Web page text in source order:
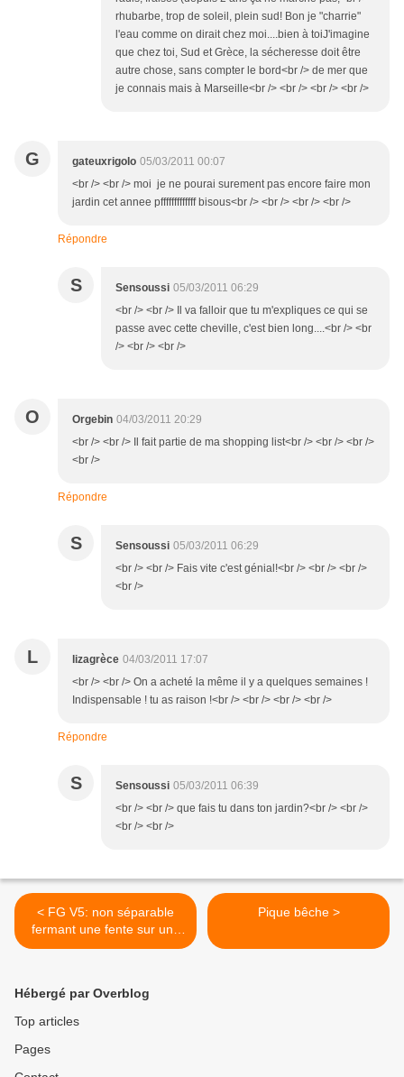
rhubarbe, trop de soleil, plein sud! Bon je "charrie"
l'eau comme on dirait chez moi....bien à toiJ'imagine
que chez toi, Sud et Grèce, la sécheresse doit être
autre chose, sans compter le bord<br /> de mer que
je connais mais à Marseille<br /> <br /> <br /> <br />
G gateuxrigolo 05/03/2011 00:07
<br /> <br /> moi je ne pourai surement pas encore faire mon
jardin cet annee pfffffffffffff bisous<br /> <br /> <br /> <br />
Répondre
S Sensoussi 05/03/2011 06:29
<br /> <br /> Il va falloir que tu m'expliques ce qui se
passe avec cette cheville, c'est bien long....<br /> <br
/> <br /> <br />
O Orgebin 04/03/2011 20:29
<br /> <br /> Il fait partie de ma shopping list<br /> <br /> <br />
<br />
Répondre
S Sensoussi 05/03/2011 06:29
<br /> <br /> Fais vite c'est génial!<br /> <br /> <br />
<br />
L lizagrèce 04/03/2011 17:07
<br /> <br /> On a acheté la même il y a quelques semaines !
Indispensable ! tu as raison !<br /> <br /> <br /> <br />
Répondre
S Sensoussi 05/03/2011 06:39
<br /> <br /> que fais tu dans ton jardin?<br /> <br />
<br /> <br />
< FG V5: non séparable
fermant une fente sur une
jupe sexy
Pique bêche >
Hébergé par Overblog
Top articles
Pages